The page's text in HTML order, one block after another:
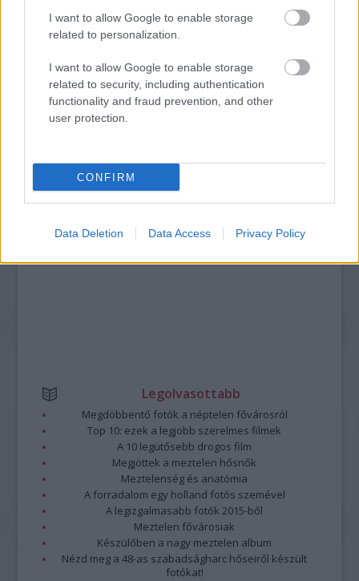
I want to allow Google to enable storage
related to personalization.
I want to allow Google to enable storage
related to security, including authentication
functionality and fraud prevention, and other
user protection.
CONFIRM
Data Deletion Data Access Privacy Policy
AZ EMBERSÉG ÜNNEPE
https://kulturpart.hu/api/trackback/id/7935888
Kommentek:
A hozzászólások avonatkozó jogszabályokértelmében felhasználói tartalomnak
nem vállal, azokat nem ellenőrzi. Kifogás esetén forduljon a blog szerkesztőjéhez.
Legolvasottabb
Megdöbbentő fotók a néptelen fővárosról
Top 10: ezek a legjobb szerelmes filmek
A 10 legütősebb drogos film
Megjöttek a meztelen hősnők
Meztelenség és anatómia
A forradalom egy holland fotós szemével
A legizgalmasabb fotók 2015-ből
Meztelen fővárosiak
Készülőben a nagy meztelen album
Nézd meg a 48-as szabadságharc hőseiről készült
fotókat!